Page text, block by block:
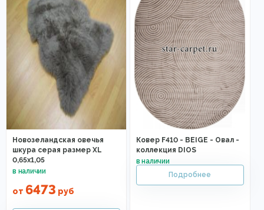
Новозеландская овечья
шкура серая размер XL
0,65x1,05
от 6473 руб
Ковер F410 - BEIGE - Овал -
коллекция DIOS